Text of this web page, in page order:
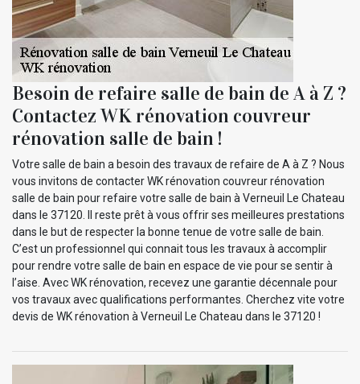
Besoin de refaire salle de bain de A à Z ?
Contactez WK rénovation couvreur
rénovation salle de bain !
Votre salle de bain a besoin des travaux de refaire de A à Z ? Nous
vous invitons de contacter WK rénovation couvreur rénovation
salle de bain pour refaire votre salle de bain à Verneuil Le Chateau
dans le 37120. Il reste prêt à vous offrir ses meilleures prestations
dans le but de respecter la bonne tenue de votre salle de bain.
C’est un professionnel qui connait tous les travaux à accomplir
pour rendre votre salle de bain en espace de vie pour se sentir à
l’aise. Avec WK rénovation, recevez une garantie décennale pour
vos travaux avec qualifications performantes. Cherchez vite votre
devis de WK rénovation à Verneuil Le Chateau dans le 37120 !